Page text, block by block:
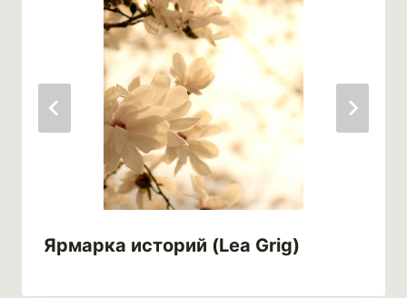
Ярмарка историй (Lea Grig)